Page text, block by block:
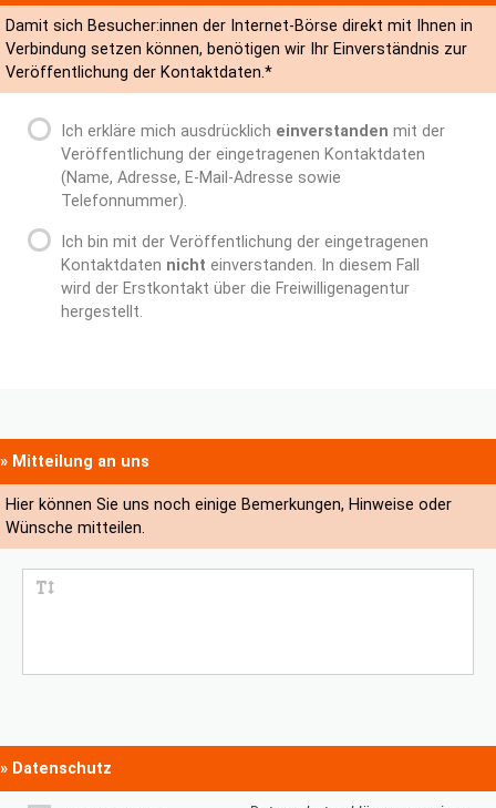
Damit sich Besucher:innen der Internet-Börse direkt mit Ihnen in
Verbindung setzen können, benötigen wir Ihr Einverständnis zur
Veröffentlichung der Kontaktdaten.*
Ich erkläre mich ausdrücklich einverstanden mit der
Veröffentlichung der eingetragenen Kontaktdaten
(Name, Adresse, E-Mail-Adresse sowie
Telefonnummer).
Ich bin mit der Veröffentlichung der eingetragenen
Kontaktdaten nicht einverstanden. In diesem Fall
wird der Erstkontakt über die Freiwilligenagentur
hergestellt.
» Mitteilung an uns
Hier können Sie uns noch einige Bemerkungen, Hinweise oder
Wünsche mitteilen.
» Datenschutz